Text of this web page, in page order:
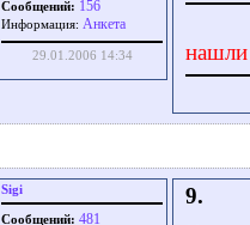
Сообщений: 156
Информация: Aнкета
29.01.2006 14:34 нашли
Sigi
Сообщений: 481
9.